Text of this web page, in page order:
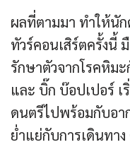
ผลที่ตามมา ทำให้นั
ทัวร์คอนเสิร์ตครั้งนี้
รักษาตัวจากโรคหิม
และ บิ๊ก บ๊อปเปอร์ เ
ดนตรีไปพร้อมกับอา
ย่ำแย่กับการเดินทา